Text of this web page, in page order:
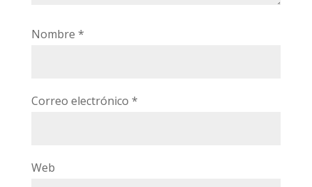
Nombre *
Correo electrónico *
Web